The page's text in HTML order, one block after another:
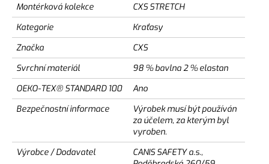
Montérková kolekce
CXS STRETCH
Kategorie
Kraťasy
Značka
CXS
Svrchní materiál
98 % bavlna 2 % elastan
OEKO-TEX® STANDARD 100
Ano
Bezpečnostní informace
Výrobek musí být používán
za účelem, za kterým byl
vyroben.
Výrobce / Dodavatel
CANIS SAFETY a.s.,